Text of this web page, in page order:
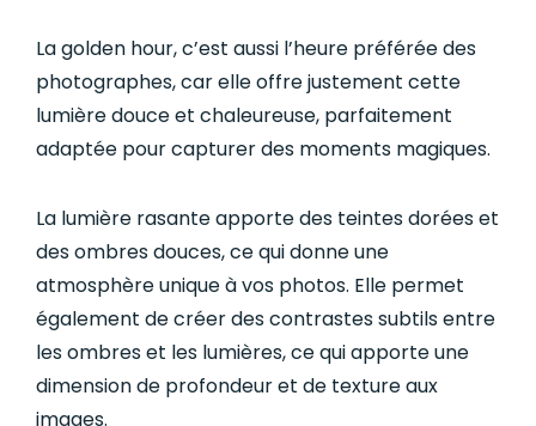
La golden hour, c’est aussi l’heure préférée des
photographes, car elle offre justement cette
lumière douce et chaleureuse, parfaitement
adaptée pour capturer des moments magiques.
La lumière rasante apporte des teintes dorées et
des ombres douces, ce qui donne une
atmosphère unique à vos photos. Elle permet
également de créer des contrastes subtils entre
les ombres et les lumières, ce qui apporte une
dimension de profondeur et de texture aux
images.